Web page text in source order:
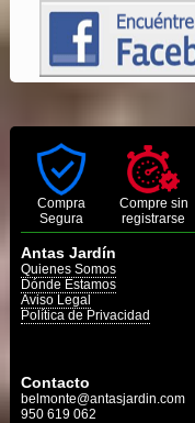
Compra
Segura
Compre sin
registrarse
Antas Jardín
Quienes Somos
Dónde Estamos
Aviso Legal
Política de Privacidad
Contacto
belmonte@antasjardin.com
950 619 062